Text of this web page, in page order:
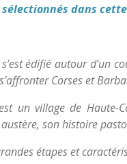
sélectionnés dans
édifié autour d’un
Corses et
un village de Haute-
son histoire
étapes et